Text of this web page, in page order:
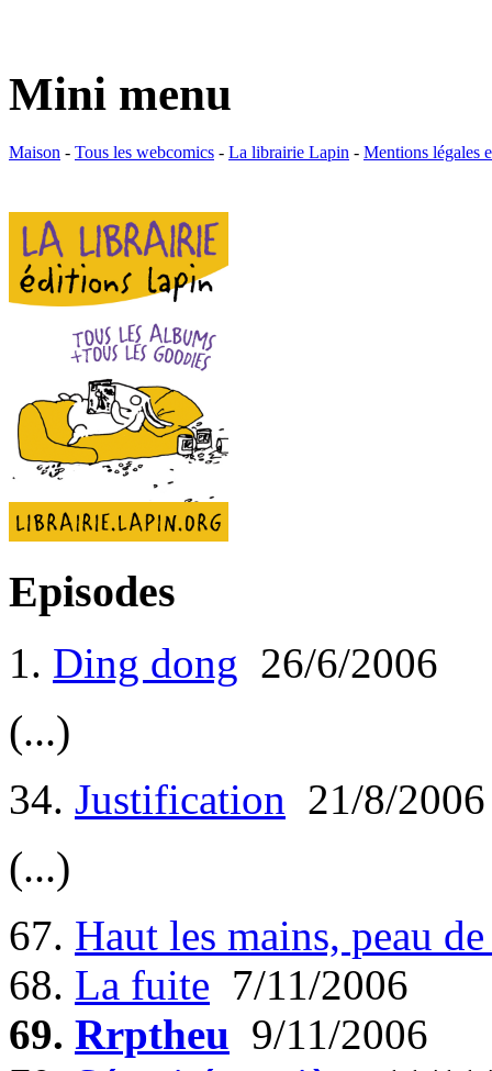
Mini menu
Maison - Tous les webcomics - La librairie Lapin - Mentions légales
Episodes
1. Ding dong 26/6/2006
(...)
34. Justification 21/8/2006
(...)
67. Haut les mains, peau
68. La fuite 7/11/2006
69. Rrptheu 9/11/2006